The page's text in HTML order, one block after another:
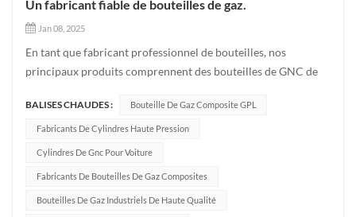
Un fabricant fiable de bouteilles de gaz.
Jan 08, 2025
En tant que fabricant professionnel de bouteilles, nos
principaux produits comprennent des bouteilles de GNC de
industrielles et des bouteilles d'hydrogène. Cylindre
composite GPL: Conçu pour le stockage et le transport du gaz
de pétrol...
BALISES CHAUDES : Bouteille De Gaz Composite GPL
Fabricants De Cylindres Haute Pression
Cylindres De Gnc Pour Voiture
Fabricants De Bouteilles De Gaz Composites
Bouteilles De Gaz Industriels De Haute Qualité